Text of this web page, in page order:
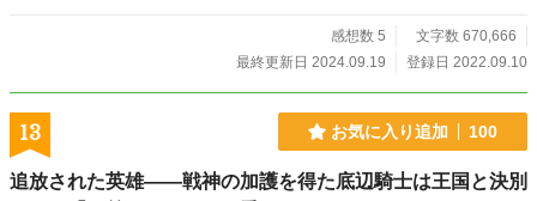
に一度開催される『聖剣選抜の儀』に望む。 ここで、自分に適合する模造聖
剣を手に入れる。聖剣を手に入れさえすれば、聖剣士になれる。 そう思い参
聖剣と呼ばれた、ただの木刀だった。 それに対し、幼馴染のエレノアが適合
したのは……長らく適合者がいなかった、七本の聖剣の一つ。『炎聖剣フェニキ
ア』 ロイは、聖剣士になる夢をあきらめかけた。 そんなある日だった。
「狩りにでも行くか……」 生きるためでもあり、ロイの趣味でもあった『狩
り』 弓で獲物を射る、なんてことの狩りなのだが……ロイが見せたのは、数
感想数 5
文字数 670,666
最終更新日 2024.09.19
登録日 2022.09.10
13 お気に入り追加 100
追放された英雄――戦神の加護を得た底辺騎士は王国と決別